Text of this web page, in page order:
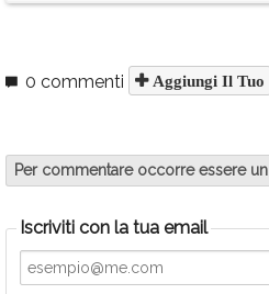
0 commenti Aggiungi Il Tuo
Per commentare occorre essere un
Iscriviti con la tua email